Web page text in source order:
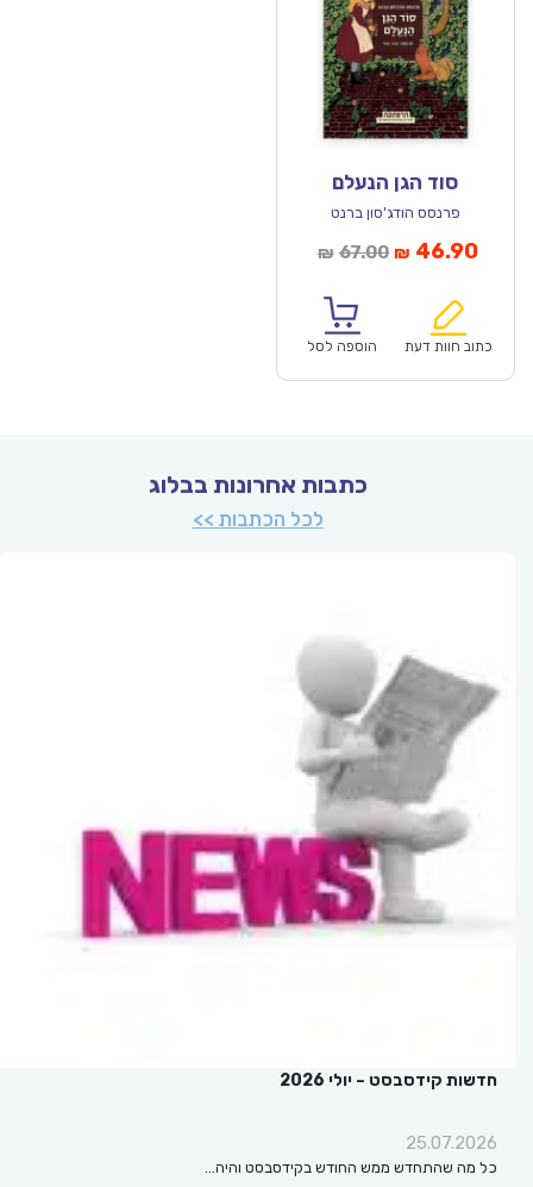
סוד הגן הנעלם
פרנסס הודג'סון ברנט
₪ 67.00המחיר
₪67.00.
₪ 46.90
כתוב חוות דעת הוספה לסל
כתבות אחרונות בבלוג
לכל הכתבות >>
חדשות קידסבסט – יולי 2026
25.07.2026
כל מה שהתחדש ממש החודש בקידסבסט והיה…